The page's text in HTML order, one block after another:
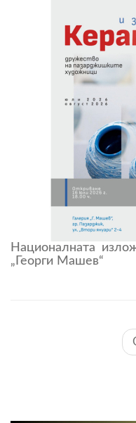
Националната
„Георги Машев“